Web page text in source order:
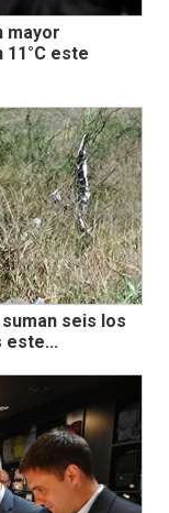
mayor
este
seis los
este...